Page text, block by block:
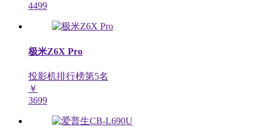
4499
极米Z6X Pro
投影机排行榜第5名
￥
3699